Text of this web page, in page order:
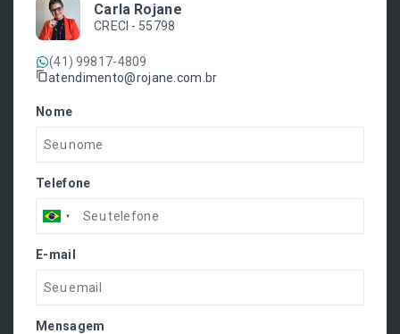
Carla Rojane
CRECI - 55798
(41) 99817-4809
atendimento@rojane.com.br
Nome
Telefone
E-mail
Mensagem